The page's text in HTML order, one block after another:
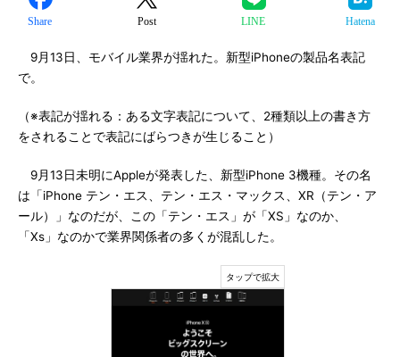
Share Post LINE Hatena
9月13日、モバイル業界が揺れた。新型iPhoneの製品名表記
で。
（※表記が揺れる：ある文字表記について、2種類以上の書き方
をされることで表記にばらつきが生じること）
9月13日未明にAppleが発表した、新型iPhone 3機種。その名
は「iPhone テン・エス、テン・エス・マックス、XR（テン・ア
ール）」なのだが、この「テン・エス」が「XS」なのか、
「Xs」なのかで業界関係者の多くが混乱した。